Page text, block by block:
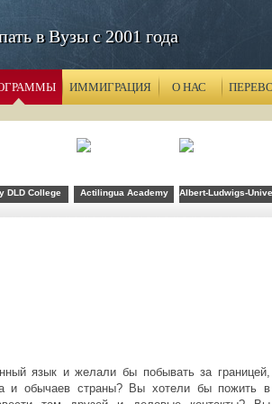
в Вузы с 2001 года
ИММИГРАЦИЯ О НАС
FLS при CSU Fullerton
DLD College Actilingua Academy Albert-Ludwigs-
язык и желали бы побывать за границей,
и обычаев страны? Вы хотели бы пожить в